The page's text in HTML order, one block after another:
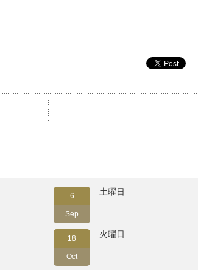
6
Sep
土曜日
18
Oct
火曜日